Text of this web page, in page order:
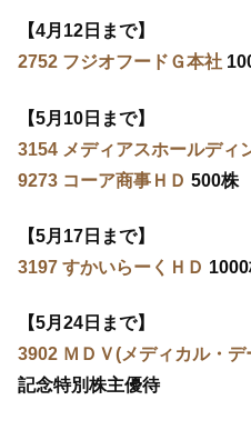
【4月12日まで】
2752 フジオフードＧ本社
【5月10日まで】
3154 メディアスホールディ
9273 コーア商事ＨＤ 500株
【5月17日まで】
3197 すかいらーくＨＤ
【5月24日まで】
3902 ＭＤＶ(メディカル・
記念特別株主優待